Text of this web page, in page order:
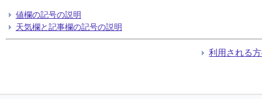
値欄の記号の説明
天気欄と記事欄の記号の説明
利用される